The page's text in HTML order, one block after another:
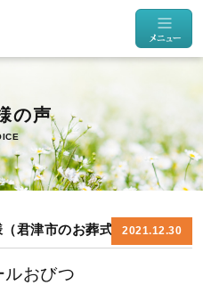
君津市のお葬式）2021.12.30
ルおびつ